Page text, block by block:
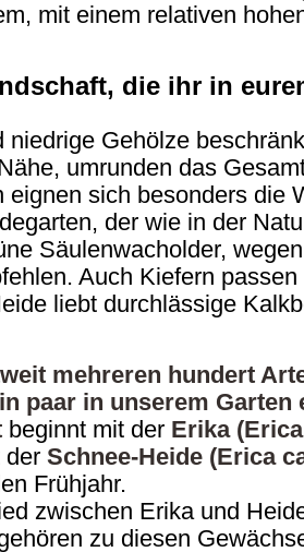
mit einem relativen
die ihr in
niedrige Gehölze
umrunden das
eignen sich besonders die
der wie in der
Säulenwacholder,
Auch Kiefern
liebt durchlässige
mehreren hundert
paar in unserem Garten
beginnt mit der Erika
der Schnee-Heide (Erica
Frühjahr.
zwischen Erika und
zu diesen